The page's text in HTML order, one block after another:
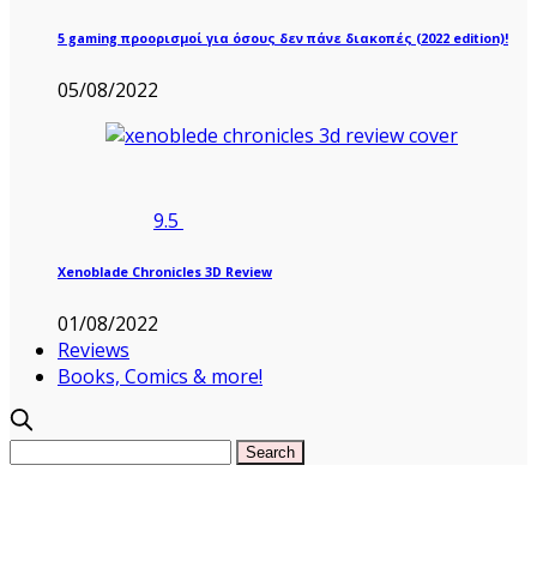
5 gaming προορισμοί για όσους δεν πάνε διακοπές (2022 edition)!
05/08/2022
9.5
Xenoblade Chronicles 3D Review
01/08/2022
Reviews
Books, Comics & more!